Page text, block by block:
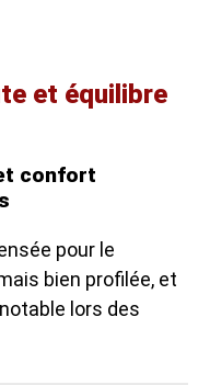
et équilibre
confort
pour le
bien profilée, et
lors des